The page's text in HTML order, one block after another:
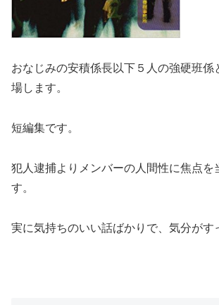
おなじみの安積係長以下５人の強硬班係
場します。
短編集です。
犯人逮捕よりメンバーの人間性に焦点を
す。
実に気持ちのいい話ばかりで、気分がす